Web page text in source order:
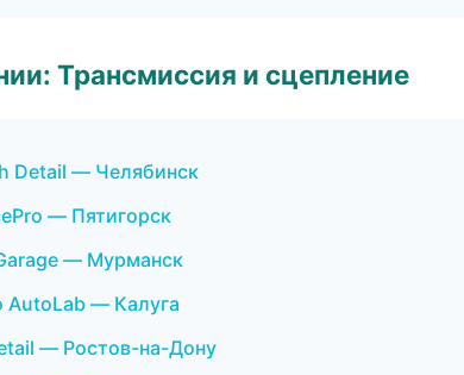
Трансмиссия и сцепление
Detail — Челябинск
— Пятигорск
— Мурманск
AutoLab — Калуга
— Ростов-на-Дону